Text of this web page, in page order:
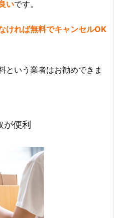
いです。
ければ無料でキャンセルOK
という業者はお勧めできま
便利